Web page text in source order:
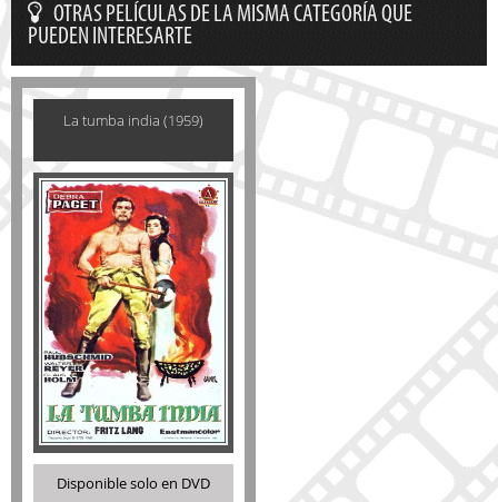
OTRAS PELÍCULAS DE LA MISMA CATEGORÍA QUE
PUEDEN INTERESARTE
La tumba india (1959)
Disponible solo en DVD